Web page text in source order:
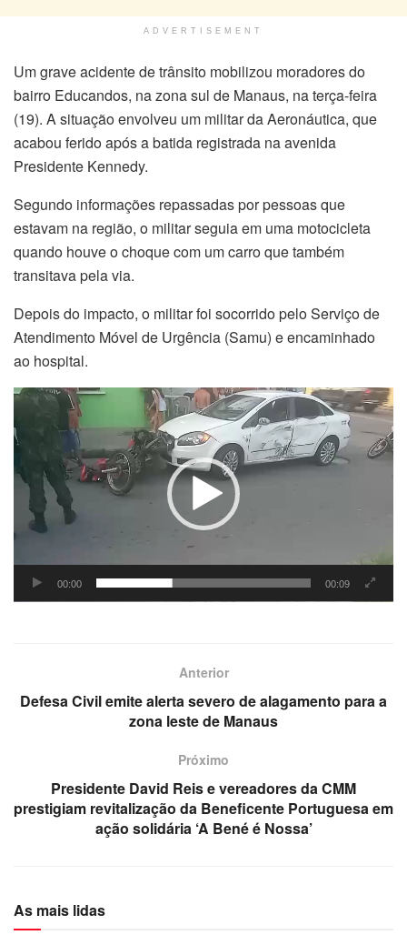
ADVERTISEMENT
Um grave acidente de trânsito mobilizou moradores do
bairro Educandos, na zona sul de Manaus, na terça-feira
(19). A situação envolveu um militar da Aeronáutica, que
acabou ferido após a batida registrada na avenida
Presidente Kennedy.
Segundo informações repassadas por pessoas que
estavam na região, o militar seguia em uma motocicleta
quando houve o choque com um carro que também
transitava pela via.
Depois do impacto, o militar foi socorrido pelo Serviço de
Atendimento Móvel de Urgência (Samu) e encaminhado
ao hospital.
Tocador
vídeo
00:00 00:09
Anterior
Defesa Civil emite alerta severo de alagamento para a
zona leste de Manaus
Próximo
Presidente David Reis e vereadores da CMM
prestigiam revitalização da Beneficente Portuguesa em
ação solidária ‘A Bené é Nossa’
As mais lidas